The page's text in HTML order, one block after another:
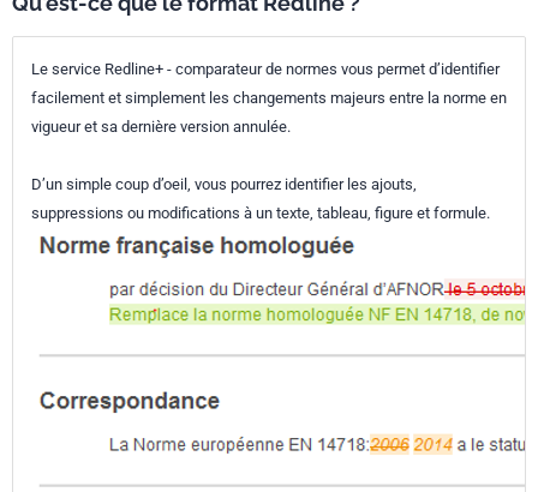
Le service Redline+ - comparateur de normes vous permet d’identifier
facilement et simplement les changements majeurs entre la norme en
vigueur et sa dernière version annulée.
D’un simple coup d’oeil, vous pourrez identifier les ajouts,
suppressions ou modifications à un texte, tableau, figure et formule.